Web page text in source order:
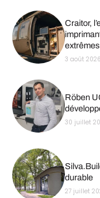
Craitor,
extrêmes
3 août 2026
Röben
30 juillet
durable
27 juillet